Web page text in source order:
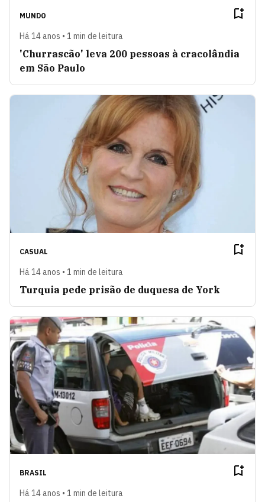
MUNDO
Há 14 anos • 1 min de leitura
'Churrascão' leva 200 pessoas à cracolândia
em São Paulo
CASUAL
Há 14 anos • 1 min de leitura
Turquia pede prisão de duquesa de York
BRASIL
Há 14 anos • 1 min de leitura